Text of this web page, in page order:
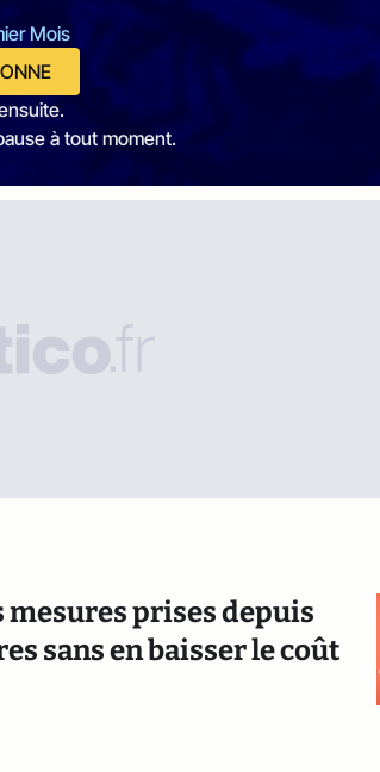
Mois
à tout moment.
mesures prises depuis
sans en baisser le coût